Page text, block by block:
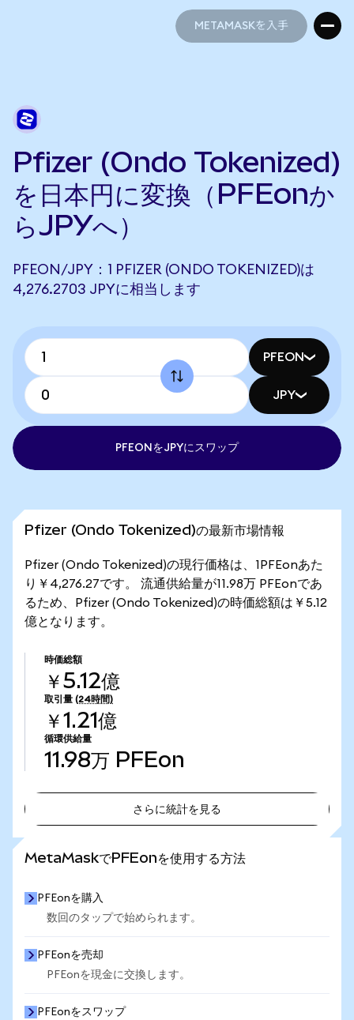
METAMASKを入手
Pfizer (Ondo Tokenized)
を日本円に変換（PFEonか
らJPYへ）
PFEON/JPY：1 PFIZER (ONDO TOKENIZED)は
4,276.2703 JPYに相当します
PFEON
JPY
PFEONをJPYにスワップ
Pfizer (Ondo Tokenized)の最新市場情報
Pfizer (Ondo Tokenized)の現行価格は、1PFEonあた
り￥4,276.27です。 流通供給量が11.98万 PFEonであ
るため、Pfizer (Ondo Tokenized)の時価総額は￥5.12
億となります。
時価総額
￥5.12億
取引量 (24時間)
￥1.21億
循環供給量
11.98万 PFEon
さらに統計を見る
MetaMaskでPFEonを使用する方法
PFEonを購入
数回のタップで始められます。
PFEonを売却
PFEonを現金に交換します。
PFEonをスワップ